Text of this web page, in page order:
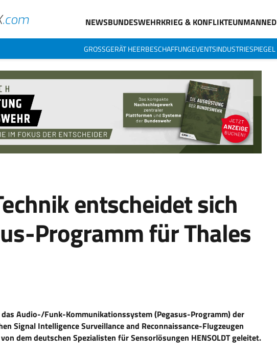
NEWSBUNDESWEHRKRIEG & KONFLIKTEUNMANNED
GROSSGERÄT HEERBESCHAFFUNGEVENTSINDUSTRIESPIEGEL
entscheidet sich
Programm für Thales
Audio-/Funk-Kommunikationssystem (Pegasus-Programm) der
Signal Intelligence Surveillance and Reconnaissance-Flugzeugen
dem deutschen Spezialisten für Sensorlösungen HENSOLDT geleitet.